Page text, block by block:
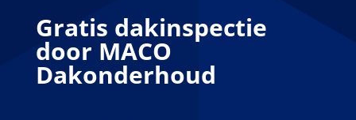
Gratis dakinspectie
door MACO
Dakonderhoud